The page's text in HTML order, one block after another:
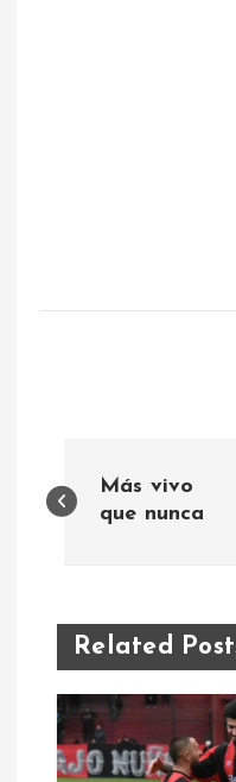
a
e
g
a
Más vivo
que nunca
Related